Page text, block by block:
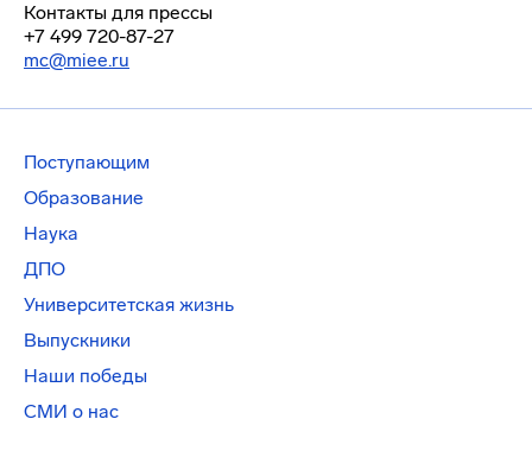
Контакты для прессы
+7 499 720-87-27
mc@miee.ru
Поступающим
Образование
Наука
ДПО
Университетская жизнь
Выпускники
Наши победы
СМИ о нас